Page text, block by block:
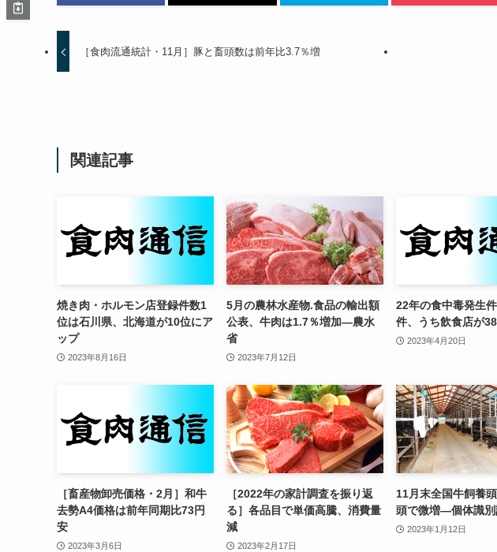
［食肉流通統計・11月］豚と畜頭数は前年比3.7％増
関連記事
焼き肉・ホルモン店登録件数1
位は石川県、北海道が10位にア
ップ
2023年8月16日
5月の農林水産物.食品の輸出額
公表、牛肉は1.7％増加—農水
省
2023年7月12日
22年の食中毒発生
件、うち飲食店が
2023年4月20日
［畜産物卸売価格・2月］和牛
去勢A4価格は前年同期比73円
安
2023年3月6日
［2022年の家計調査を振り返
る］各品目で単価高騰、消費量
減
2023年2月17日
11月末全国牛飼養
頭で微増—個体識別
2023年1月12日